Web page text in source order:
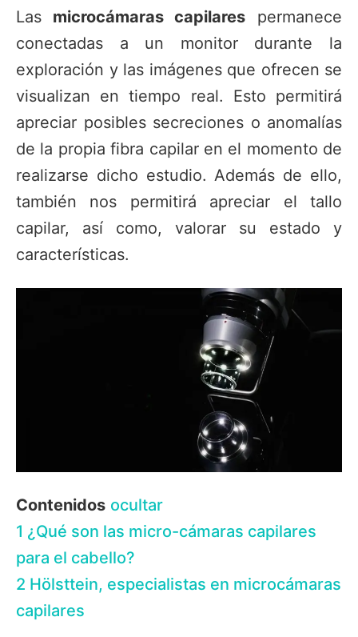
Las microcámaras capilares permanece
conectadas a un monitor durante la
exploración y las imágenes que ofrecen se
visualizan en tiempo real. Esto permitirá
apreciar posibles secreciones o anomalías
de la propia fibra capilar en el momento de
realizarse dicho estudio. Además de ello,
también nos permitirá apreciar el tallo
capilar, así como, valorar su estado y
características.
Contenidos ocultar
1 ¿Qué son las micro-cámaras capilares
para el cabello?
2 Hölsttein, especialistas en microcámaras
capilares